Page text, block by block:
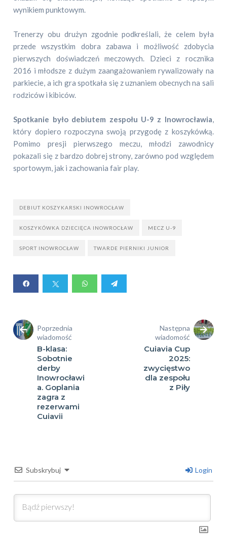
wynikiem punktowym.
Trenerzy obu drużyn zgodnie podkreślali, że celem była
przede wszystkim dobra zabawa i możliwość zdobycia
pierwszych doświadczeń meczowych. Dzieci z rocznika
2016 i młodsze z dużym zaangażowaniem rywalizowały na
parkiecie, a ich gra spotkała się z uznaniem obecnych na sali
rodziców i kibiców.
Spotkanie było debiutem zespołu U-9 z Inowrocławia,
który dopiero rozpoczyna swoją przygodę z koszykówką.
Pomimo presji pierwszego meczu, młodzi zawodnicy
pokazali się z bardzo dobrej strony, zarówno pod względem
sportowym, jak i zachowania fair play.
DEBIUT KOSZYKARSKI INOWROCŁAW
KOSZYKÓWKA DZIECIĘCA INOWROCŁAW MECZ U-9
SPORT INOWROCŁAW TWARDE PIERNIKI JUNIOR
Poprzednia
wiadomość
B-klasa:
Sobotnie
derby
Inowrocławi
a. Goplania
zagra z
rezerwami
Cuiavii
Następna
wiadomość
Cuiavia Cup
2025:
zwycięstwo
dla zespołu
z Piły
Subskrybuj Login